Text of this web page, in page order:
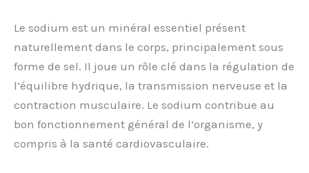
Le sodium est un minéral essentiel présent
naturellement dans le corps, principalement sous
forme de sel. Il joue un rôle clé dans la régulation de
l’équilibre hydrique, la transmission nerveuse et la
contraction musculaire. Le sodium contribue au
bon fonctionnement général de l’organisme, y
compris à la santé cardiovasculaire.